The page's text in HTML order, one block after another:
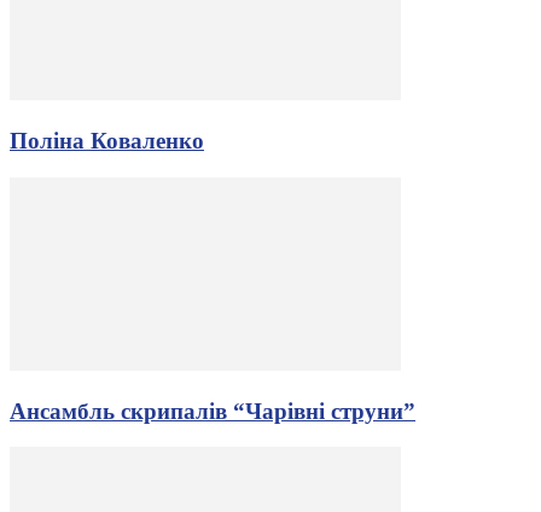
Поліна Коваленко
Ансамбль скрипалів “Чарівні струни”